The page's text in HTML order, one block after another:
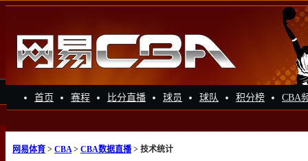
首页 赛程 比分直播 球员 球队 积分榜 CBA
网易体育 > CBA> CBA数据直播> 技术统计